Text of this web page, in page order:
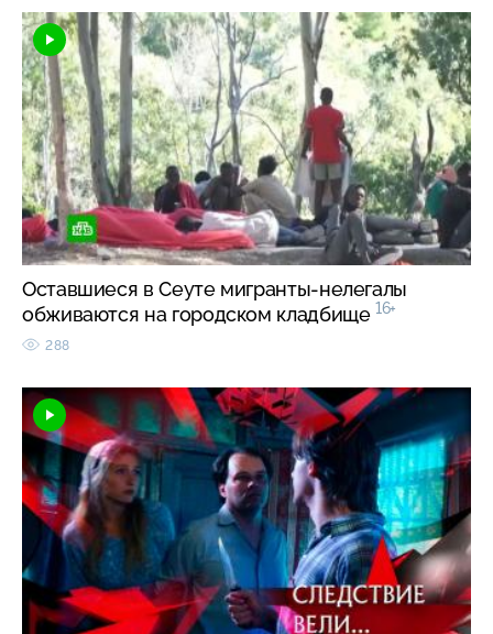
Оставшиеся в Сеуте мигранты-нелегалы
обживаются на городском кладбище 16+
288